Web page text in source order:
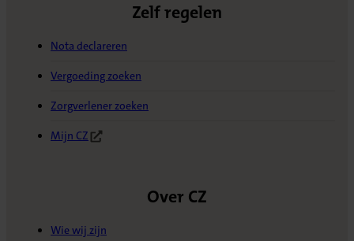
Zelf regelen
Nota declareren
Vergoeding zoeken
Zorgverlener zoeken
Mijn CZ
(Opent in nieuw tabblad)
Over CZ
Wie wij zijn